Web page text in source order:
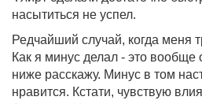
насытиться не успел.
Редчайший случай, когда меня
Как я минус делал - это вообще
ниже расскажу. Минус в том
нравится. Кстати, чувствую